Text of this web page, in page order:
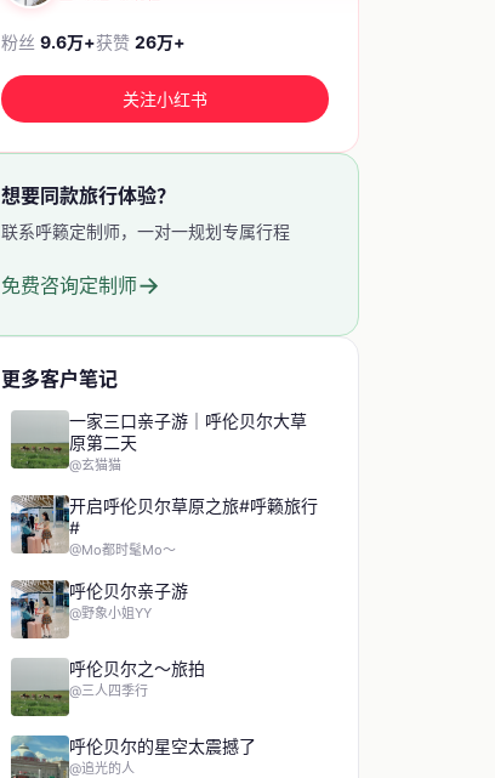
粉丝 9.6万+获赞 26万+
关注小红书
想要同款旅行体验？
联系呼籁定制师，一对一规划专属行程
免费咨询定制师→
更多客户笔记
一家三口亲子游｜呼伦贝尔大草
原第二天
@玄猫猫
开启呼伦贝尔草原之旅#呼籁旅行
#
@Mo都时髦Mo～
呼伦贝尔亲子游
@野象小姐YY
呼伦贝尔之～旅拍
@三人四季行
呼伦贝尔的星空太震撼了
@追光的人